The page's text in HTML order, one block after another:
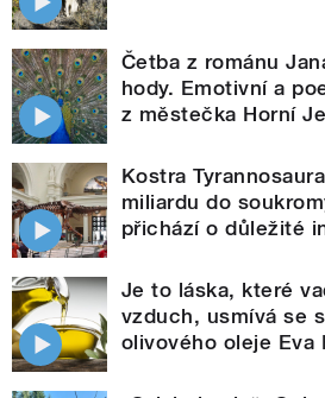
Četba z románu
hody. Emotivní a
z městečka Horní
Kostra
miliardu do
přichází o důležité
Je to láska, které
vzduch, usmívá se
olivového oleje Eva